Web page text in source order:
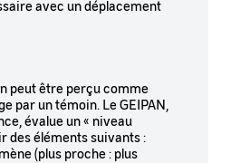
avec un déplacement
peut être perçu comme
par un témoin. Le GEIPAN,
évalue un « niveau
des éléments suivants :
(plus proche : plus